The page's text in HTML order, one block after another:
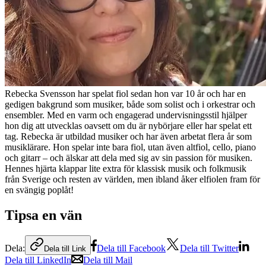
Rebecka Svensson har spelat fiol sedan hon var 10 år och har en
gedigen bakgrund som musiker, både som solist och i orkestrar och
ensembler. Med en varm och engagerad undervisningsstil hjälper
hon dig att utvecklas oavsett om du är nybörjare eller har spelat ett
tag. Rebecka är utbildad musiker och har även arbetat flera år som
musiklärare. Hon spelar inte bara fiol, utan även altfiol, cello, piano
och gitarr – och älskar att dela med sig av sin passion för musiken.
Hennes hjärta klappar lite extra för klassisk musik och folkmusik
från Sverige och resten av världen, men ibland åker elfiolen fram för
en svängig poplåt!
Tipsa en vän
Dela: Dela till Link Dela till Facebook
Dela till Twitter
Dela till LinkedIn
Dela till Mail